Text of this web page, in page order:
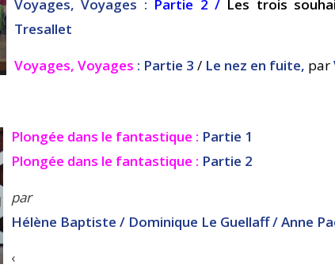
Voyages, Voyages : Partie 2 / Les trois
Tresallet
Voyages, Voyages : Partie 3 / Le nez en fuite, par
Plongée dans le fantastique : Partie 1
Plongée dans le fantastique : Partie 2
par
Hélène Baptiste / Dominique Le Guellaff / Anne
‹